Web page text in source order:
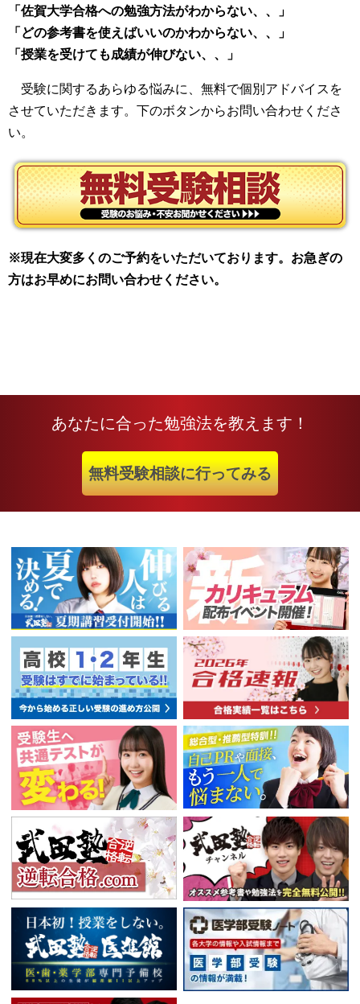
「佐賀大学合格への勉強方法がわからない、、」
「どの参考書を使えばいいのかわからない、、」
「授業を受けても成績が伸びない、、」
受験に関するあらゆる悩みに、無料で個別アドバイスを
させていただきます。下のボタンからお問い合わせくださ
い。
※現在大変多くのご予約をいただいております。お急ぎの
方はお早めにお問い合わせください。
あなたに合った勉強法を教えます！
無料受験相談に行ってみる